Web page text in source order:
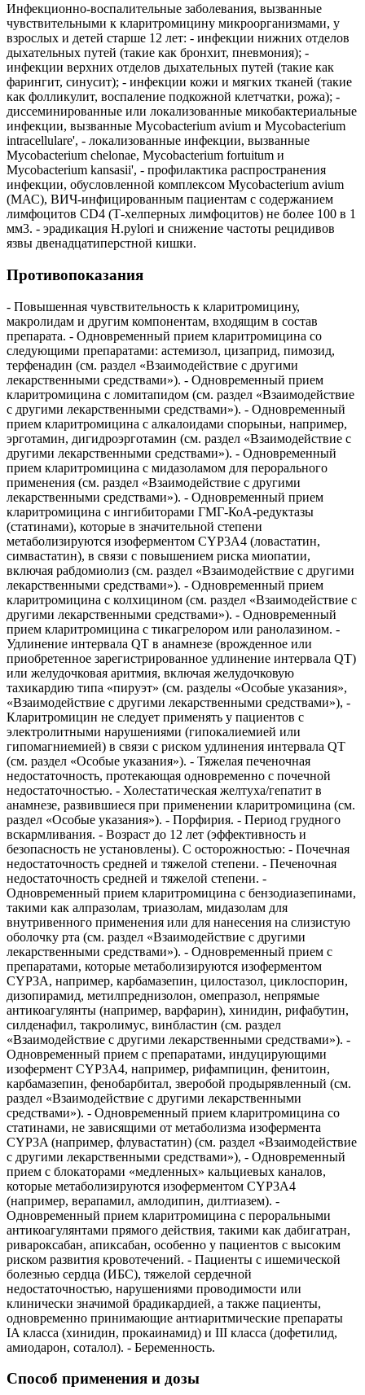
Инфекционно-воспалительные заболевания, вызванные
чувствительными к кларитромицину микроорганизмами, у
взрослых и детей старше 12 лет: - инфекции нижних отделов
дыхательных путей (такие как бронхит, пневмония); -
инфекции верхних отделов дыхательных путей (такие как
фарингит, синусит); - инфекции кожи и мягких тканей (такие
как фолликулит, воспаление подкожной клетчатки, рожа); -
диссеминированные или локализованные микобактериальные
инфекции, вызванные Mycobacterium avium и Mycobacterium
intracellulare', - локализованные инфекции, вызванные
Mycobacterium chelonae, Mycobacterium fortuitum и
Mycobacterium kansasii', - профилактика распространения
инфекции, обусловленной комплексом Mycobacterium avium
(МАС), ВИЧ-инфицированным пациентам с содержанием
лимфоцитов CD4 (Т-хелперных лимфоцитов) не более 100 в 1
мм3. - эрадикация Н.pylori и снижение частоты рецидивов
язвы двенадцатиперстной кишки.
Противопоказания
- Повышенная чувствительность к кларитромицину,
макролидам и другим компонентам, входящим в состав
препарата. - Одновременный прием кларитромицина со
следующими препаратами: астемизол, цизаприд, пимозид,
терфенадин (см. раздел «Взаимодействие с другими
лекарственными средствами»). - Одновременный прием
кларитромицина с ломитапидом (см. раздел «Взаимодействие
с другими лекарственными средствами»). - Одновременный
прием кларитромицина с алкалоидами спорыньи, например,
эрготамин, дигидроэрготамин (см. раздел «Взаимодействие с
другими лекарственными средствами»). - Одновременный
прием кларитромицина с мидазоламом для перорального
применения (см. раздел «Взаимодействие с другими
лекарственными средствами»). - Одновременный прием
кларитромицина с ингибиторами ГМГ-КоА-редуктазы
(статинами), которые в значительной степени
метаболизируются изоферментом CYP3A4 (ловастатин,
симвастатин), в связи с повышением риска миопатии,
включая рабдомиолиз (см. раздел «Взаимодействие с другими
лекарственными средствами»). - Одновременный прием
кларитромицина с колхицином (см. раздел «Взаимодействие с
другими лекарственными средствами»). - Одновременный
прием кларитромицина с тикагрелором или ранолазином. -
Удлинение интервала QT в анамнезе (врожденное или
приобретенное зарегистрированное удлинение интервала QT)
или желудочковая аритмия, включая желудочковую
тахикардию типа «пируэт» (см. разделы «Особые указания»,
«Взаимодействие с другими лекарственными средствами»), -
Кларитромицин не следует применять у пациентов с
электролитными нарушениями (гипокалиемией или
гипомагниемией) в связи с риском удлинения интервала QT
(см. раздел «Особые указания»). - Тяжелая печеночная
недостаточность, протекающая одновременно с почечной
недостаточностью. - Холестатическая желтуха/гепатит в
анамнезе, развившиеся при применении кларитромицина (см.
раздел «Особые указания»). - Порфирия. - Период грудного
вскармливания. - Возраст до 12 лет (эффективность и
безопасность не установлены). С осторожностью: - Почечная
недостаточность средней и тяжелой степени. - Печеночная
недостаточность средней и тяжелой степени. -
Одновременный прием кларитромицина с бензодиазепинами,
такими как алпразолам, триазолам, мидазолам для
внутривенного применения или для нанесения на слизистую
оболочку рта (см. раздел «Взаимодействие с другими
лекарственными средствами»). - Одновременный прием с
препаратами, которые метаболизируются изоферментом
CYP3A, например, карбамазепин, цилостазол, циклоспорин,
дизопирамид, метилпреднизолон, омепразол, непрямые
антикоагулянты (например, варфарин), хинидин, рифабутин,
силденафил, такролимус, винбластин (см. раздел
«Взаимодействие с другими лекарственными средствами»). -
Одновременный прием с препаратами, индуцирующими
изофермент CYP3A4, например, рифампицин, фенитоин,
карбамазепин, фенобарбитал, зверобой продырявленный (см.
раздел «Взаимодействие с другими лекарственными
средствами»). - Одновременный прием кларитромицина со
статинами, не зависящими от метаболизма изофермента
CYP3A (например, флувастатин) (см. раздел «Взаимодействие
с другими лекарственными средствами»), - Одновременный
прием с блокаторами «медленных» кальциевых каналов,
которые метаболизируются изоферментом CYP3A4
(например, верапамил, амлодипин, дилтиазем). -
Одновременный прием кларитромицина с пероральными
антикоагулянтами прямого действия, такими как дабигатран,
ривароксабан, апиксабан, особенно у пациентов с высоким
риском развития кровотечений. - Пациенты с ишемической
болезнью сердца (ИБС), тяжелой сердечной
недостаточностью, нарушениями проводимости или
клинически значимой брадикардией, а также пациенты,
одновременно принимающие антиаритмические препараты
IA класса (хинидин, прокаинамид) и III класса (дофетилид,
амиодарон, соталол). - Беременность.
Способ применения и дозы